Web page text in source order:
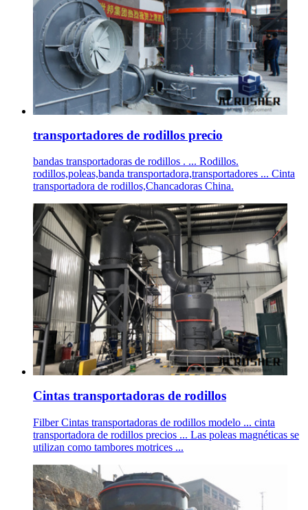
transportadores de rodillos precio
bandas transportadoras de rodillos . ... Rodillos.
rodillos,poleas,banda transportadora,transportadores ... Cinta
transportadora de rodillos,Chancadoras China.
Cintas transportadoras de rodillos
Filber Cintas transportadoras de rodillos modelo ... cinta
transportadora de rodillos precios ... Las poleas magnéticas se
utilizan como tambores motrices ...